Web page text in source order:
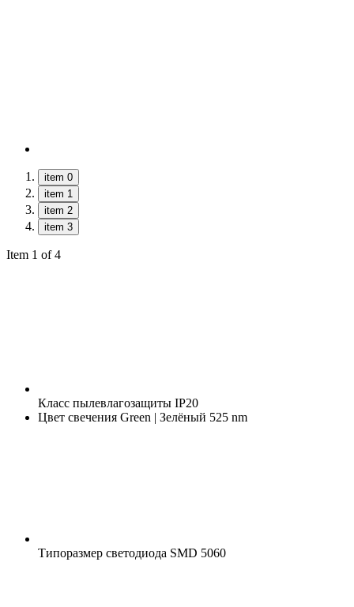
item 0
item 1
item 2
item 3
Item 1 of 4
Класс пылевлагозащиты IP20
Цвет свечения Green | Зелёный 525 nm
Типоразмер светодиода SMD 5060